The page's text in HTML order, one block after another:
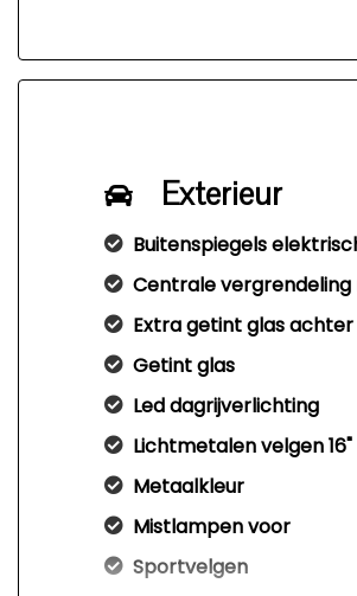
Exterieur
Buitenspiegels
Centrale
Extra getint glas achter
Getint glas
Led dagrijverlichting
Lichtmetalen velgen 16"
Metaalkleur
Mistlampen voor
Sportvelgen